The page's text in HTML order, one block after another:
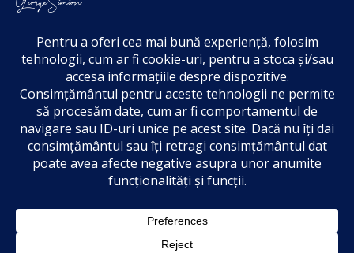
Acordul de markting
Disclaimer